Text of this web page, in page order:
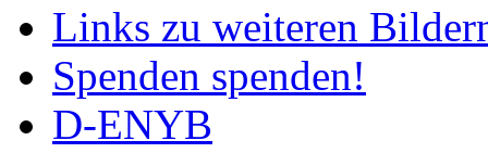
Links zu weiteren
Spenden spenden!
D-ENYB